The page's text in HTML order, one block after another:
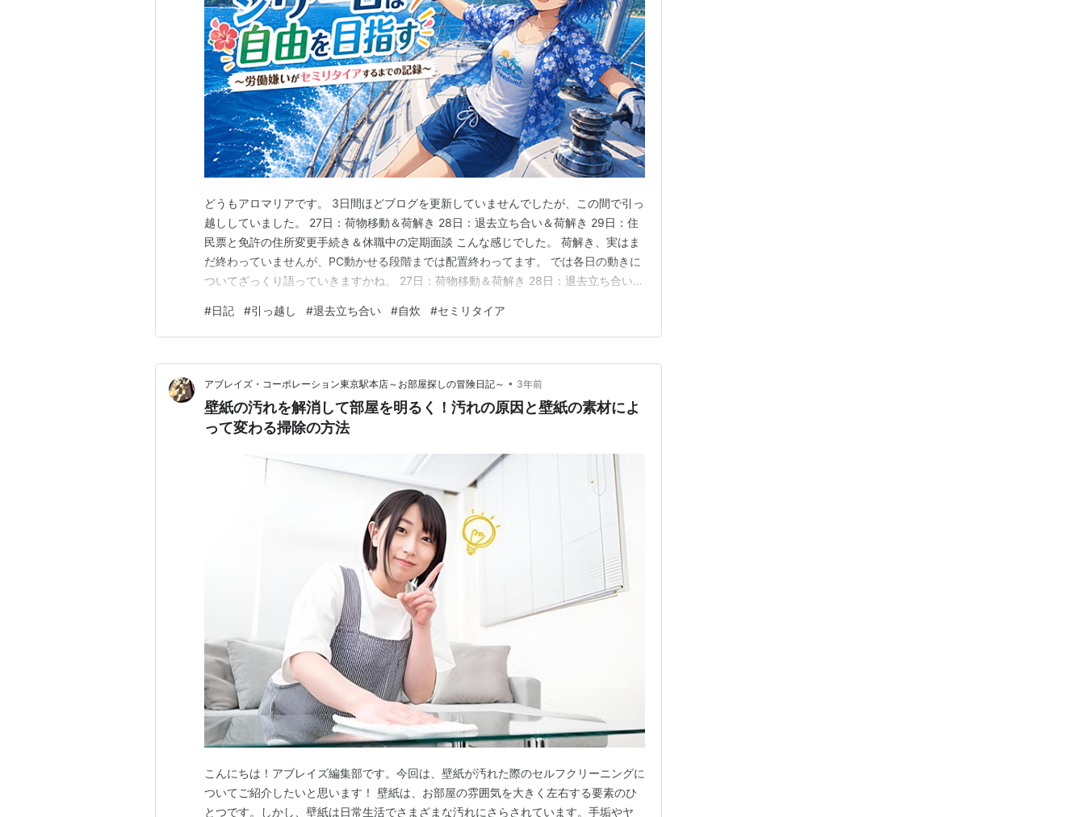
どうもアロマリアです。 3日間ほどブログを更新していませんでしたが、この間で引っ
越ししていました。 27日：荷物移動＆荷解き 28日：退去立ち合い＆荷解き 29日：住
民票と免許の住所変更手続き＆休職中の定期面談 こんな感じでした。 荷解き、実はま
だ終わっていませんが、PC動かせる段階までは配置終わってます。 では各日の動きに
ついてざっくり語っていきますかね。 27日：荷物移動＆荷解き 28日：退去立ち合い＆
#日記 #引っ越し #退去立ち合い #自炊 #セミリタイア
アブレイズ・コーポレーション東京駅本店～お部屋探しの冒険日記～ • 3年前
壁紙の汚れを解消して部屋を明るく！汚れの原因と壁紙の素材によ
って変わる掃除の方法
こんにちは！アブレイズ編集部です。今回は、壁紙が汚れた際のセルフクリーニングに
ついてご紹介したいと思います！ 壁紙は、お部屋の雰囲気を大きく左右する要素のひ
とつです。しかし、壁紙は日常生活でさまざまな汚れにさらされています。手垢やヤ